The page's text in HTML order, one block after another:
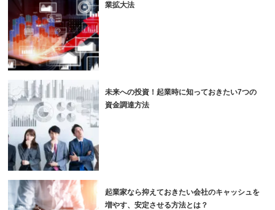
業拡大法
未来への投資！起業時に知っておきたい7つの
資金調達方法
起業家なら抑えておきたい会社のキャッシュを
増やす、安定させる方法とは？